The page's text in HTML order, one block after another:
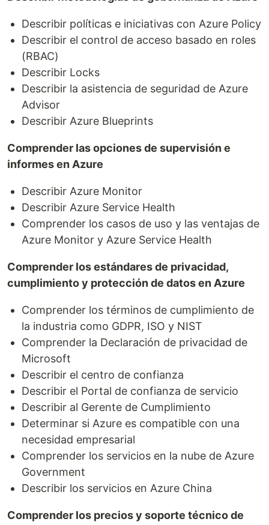
Describir políticas e iniciativas con Azure Policy
Describir el control de acceso basado en roles
(RBAC)
Describir Locks
Describir la asistencia de seguridad de Azure
Advisor
Describir Azure Blueprints
Comprender las opciones de supervisión e
informes en Azure
Describir Azure Monitor
Describir Azure Service Health
Comprender los casos de uso y las ventajas de
Azure Monitor y Azure Service Health
Comprender los estándares de privacidad,
cumplimiento y protección de datos en Azure
Comprender los términos de cumplimiento de
la industria como GDPR, ISO y NIST
Comprender la Declaración de privacidad de
Microsoft
Describir el centro de confianza
Describir el Portal de confianza de servicio
Describir al Gerente de Cumplimiento
Determinar si Azure es compatible con una
necesidad empresarial
Comprender los servicios en la nube de Azure
Government
Describir los servicios en Azure China
Comprender los precios y soporte técnico de